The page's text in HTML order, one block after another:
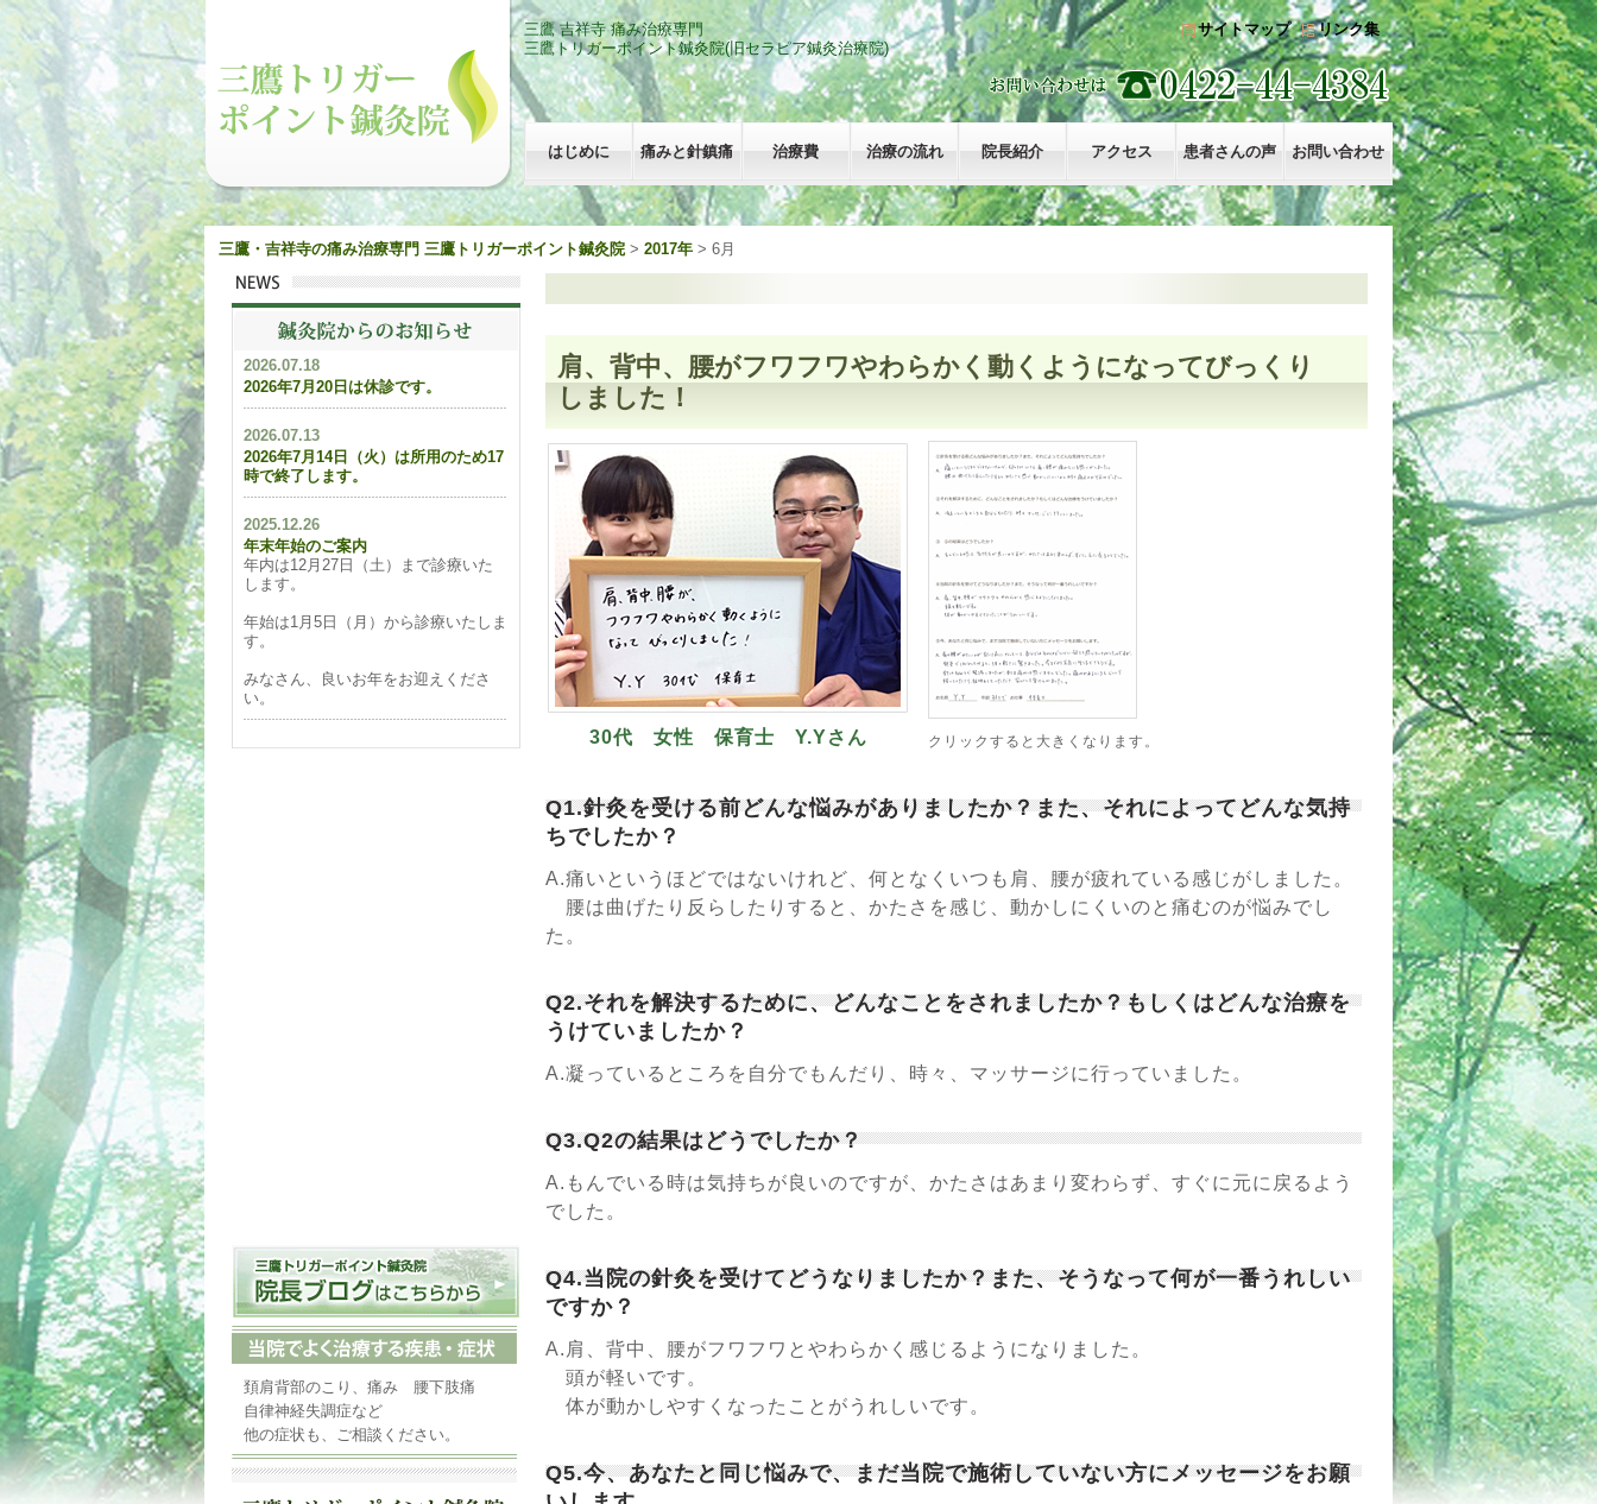
三鷹 吉祥寺 痛み治療専門
三鷹トリガーポイント鍼灸院(旧セラピア鍼灸治療院)
サイトマップ リンク集
はじめに 痛みと針鎮痛 治療費 治療の流れ 院長紹介 アクセス 患者さんの声 お問い合わせ
三鷹・吉祥寺の痛み治療専門 三鷹トリガーポイント鍼灸院 > 2017年 > 6月
肩、背中、腰がフワフワやわらかく動くようになってびっくり
しました！
30代 女性 保育士 Y.Yさん クリックすると大きくなります。
Q1.針灸を受ける前どんな悩みがありましたか？また、それによってどんな気持
ちでしたか？
A.痛いというほどではないけれど、何となくいつも肩、腰が疲れている感じがしました。
腰は曲げたり反らしたりすると、かたさを感じ、動かしにくいのと痛むのが悩みでし
た。
Q2.それを解決するために、どんなことをされましたか？もしくはどんな治療を
うけていましたか？
A.凝っているところを自分でもんだり、時々、マッサージに行っていました。
Q3.Q2の結果はどうでしたか？
A.もんでいる時は気持ちが良いのですが、かたさはあまり変わらず、すぐに元に戻るよう
でした。
Q4.当院の針灸を受けてどうなりましたか？また、そうなって何が一番うれしい
ですか？
A.肩、背中、腰がフワフワとやわらかく感じるようになりました。
頭が軽いです。
体が動かしやすくなったことがうれしいです。
Q5.今、あなたと同じ悩みで、まだ当院で施術していない方にメッセージをお願
2026.07.18
2026年7月20日は休診です。
2026.07.13
2026年7月14日（火）は所用のため17
時で終了します。
2025.12.26
年末年始のご案内
年内は12月27日（土）まで診療いた
します。
年始は1月5日（月）から診療いたしま
す。
みなさん、良いお年をお迎えくださ
い。
頚肩背部のこり、痛み 腰下肢痛
自律神経失調症など
他の症状も、ご相談ください。